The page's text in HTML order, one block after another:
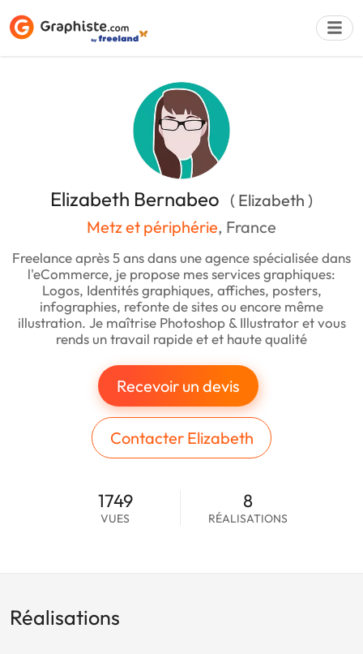
Elizabeth Bernabeo ( Elizabeth )
Metz et périphérie, France
Freelance après 5 ans dans une agence spécialisée dans
l'eCommerce, je propose mes services graphiques:
Logos, Identités graphiques, affiches, posters,
infographies, refonte de sites ou encore même
illustration. Je maîtrise Photoshop & Illustrator et vous
rends un travail rapide et et haute qualité
Recevoir un devis
Contacter Elizabeth
1749
VUES
8
RÉALISATIONS
Réalisations